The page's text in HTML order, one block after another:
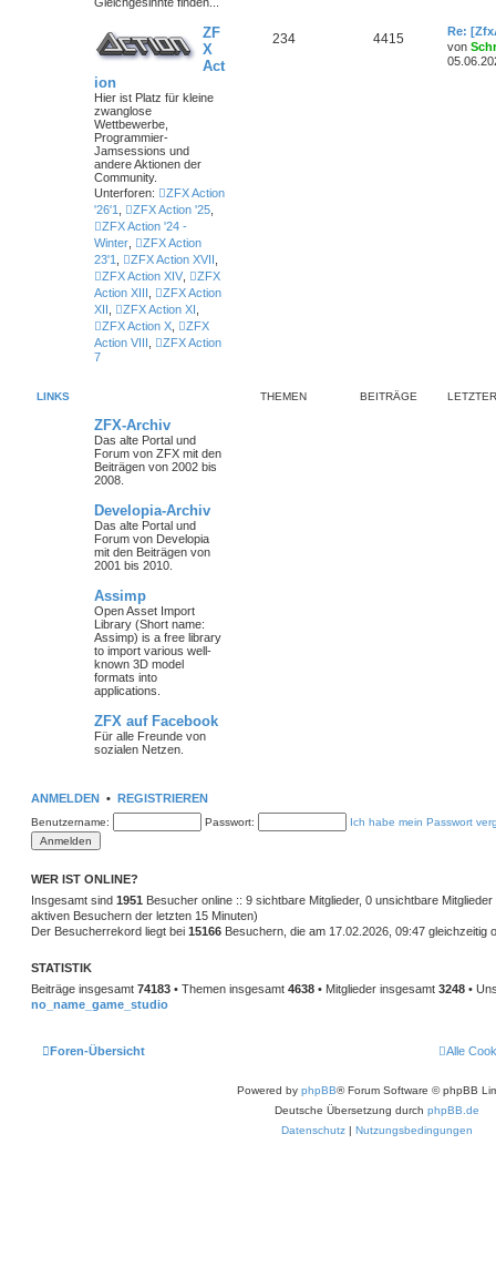
ZF
X
Act
ion
Hier ist Platz für kleine
zwanglose
Wettbewerbe,
Programmier-
Jamsessions und
andere Aktionen der
Community.
Unterforen:
ZFX Action
'26'1
ZFX Action '25
ZFX Action '24 -
Winter
ZFX Action
23'1
ZFX Action XVII
ZFX Action XIV
ZFX
Action XIII
ZFX Action
XII
ZFX Action XI
ZFX Action X
ZFX
Action VIII
ZFX Action
7
234 4415
Re:
von
LINKS THEMEN BEITRÄGE
ZFX-Archiv
Das alte Portal und
Forum von ZFX mit den
Beiträgen von 2002 bis
2008.
Developia-Archiv
Das alte Portal und
Forum von Developia
mit den Beiträgen von
2001 bis 2010.
Assimp
Open Asset Import
Library (Short name:
Assimp) is a free library
to import various well-
known 3D model
formats into
applications.
ZFX auf Facebook
Für alle Freunde von
sozialen Netzen.
ANMELDEN • REGISTRIEREN
Benutzername: Passwort: Ich habe mein Passwort
WER IST ONLINE?
Insgesamt sind 1951 Besucher online :: 9 sichtbare Mitglieder, 0 unsichtbare
aktiven Besuchern der letzten 15 Minuten)
Der Besucherrekord liegt bei 15166 Besuchern, die am 17.02.2026, 09:47 gleichzeitig
STATISTIK
Beiträge insgesamt 74183 • Themen insgesamt 4638 • Mitglieder insgesamt 3248 •
no_name_game_studio
Foren-Übersicht Alle
Powered by phpBB® Forum Software © phpBB
Deutsche Übersetzung durch phpBB.de
Datenschutz | Nutzungsbedingungen